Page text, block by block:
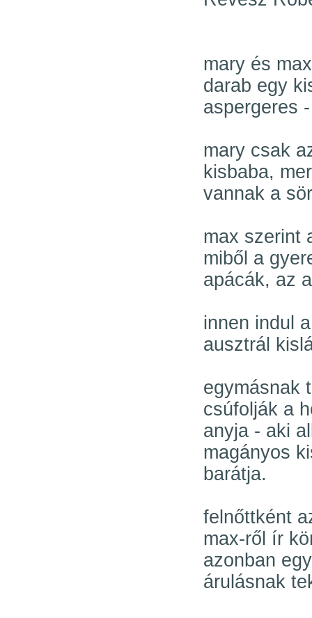
mary és
darab egy
aspergeres
mary csak
kisbaba,
vannak a
max szerint
miből a
apácák, az
innen indul
ausztrál
egymásnak
csúfolják a
anyja - aki
magányos
barátja.
felnőttként
max-ről ír
azonban
árulásnak